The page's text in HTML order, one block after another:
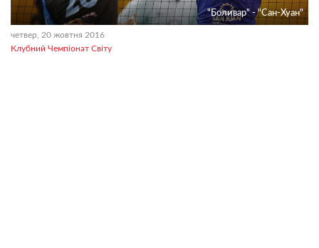
"Боливар" - "Сан-Хуан"
четвер, 20 жовтня 2016
Клубний Чемпіонат Світу